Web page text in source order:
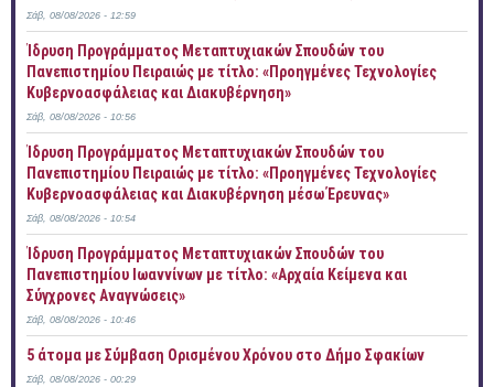
Σάβ, 08/08/2026 - 12:59
Ίδρυση Προγράμματος Μεταπτυχιακών Σπουδών του
Πανεπιστημίου Πειραιώς με τίτλο: «Προηγμένες Τεχνολογίες
Κυβερνοασφάλειας και Διακυβέρνηση»
Σάβ, 08/08/2026 - 10:56
Ίδρυση Προγράμματος Μεταπτυχιακών Σπουδών του
Πανεπιστημίου Πειραιώς με τίτλο: «Προηγμένες Τεχνολογίες
Κυβερνοασφάλειας και Διακυβέρνηση μέσω Έρευνας»
Σάβ, 08/08/2026 - 10:54
Ίδρυση Προγράμματος Μεταπτυχιακών Σπουδών του
Πανεπιστημίου Ιωαννίνων με τίτλο: «Αρχαία Κείμενα και
Σύγχρονες Αναγνώσεις»
Σάβ, 08/08/2026 - 10:46
5 άτομα με Σύμβαση Ορισμένου Χρόνου στο Δήμο Σφακίων
Σάβ, 08/08/2026 - 00:29